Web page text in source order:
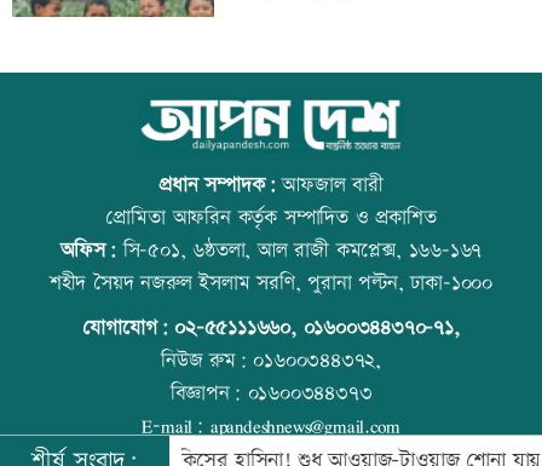
সিন্ডিকেট ভেঙে কৃষকদের লাভ নিশ্চিত করা
হবে: আইনমন্ত্রী
টেলিভিশনে আজকের যত খেলা
শনিবার রাজধানীর যেসব মার্কেট-দর্শনীয় স্থান
বন্ধ
উত্থান-পতনের বাজারে আজ স্বর্ণের ভরি কত
আজ স্বর্ণ-রুপা যে দামে বিক্রি হচ্ছে
কোরআন-হাদিসে নামাজ না পড়ার শাস্তি
প্রধান সম্পাদক:আফজাল বারী
প্রোমিতা আফরিন কর্তৃক সম্পাদিত ও প্রকাশিত
অফিস:সি-৫০১, ৬ষ্ঠতলা, আল রাজী কমপ্লেক্স, ১৬৬-১৬৭
শহীদ সৈয়দ নজরুল ইসলাম সরণি, পুরানা পল্টন, ঢাকা-১০০০
যোগাযোগ: ০২-৫৫১১১৬৬০, ০১৬০০৩৪৪৩৭০-৭১,
নিউজ রুম:০১৬০০৩৪৪৩৭২,
বিজ্ঞাপন: ০১৬০০৩৪৪৩৭৩
E-mail: apandeshnews@gmail.com